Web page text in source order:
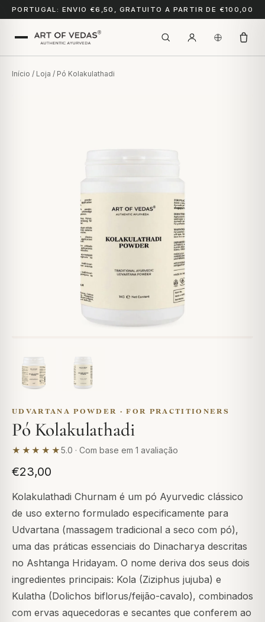
PORTUGAL: ENVIO €6,50, GRATUITO A PARTIR DE €100,00
Início / Loja / Pó Kolakulathadi
UDVARTANA POWDER · FOR PRACTITIONERS
Pó Kolakulathadi
★★★★★5.0 · Com base em 1 avaliação
€23,00
Kolakulathadi Churnam é um pó Ayurvedic clássico
de uso externo formulado especificamente para
Udvartana (massagem tradicional a seco com pó),
uma das práticas essenciais do Dinacharya descritas
no Ashtanga Hridayam. O nome deriva dos seus dois
ingredientes principais: Kola (Ziziphus jujuba) e
Kulatha (Dolichos biflorus/feijão-cavalo), combinados
com ervas aquecedoras e secantes que conferem ao